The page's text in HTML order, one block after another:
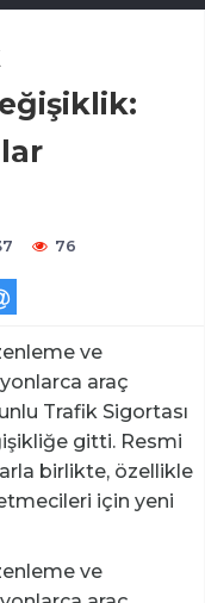
76
ve
araç
Trafik Sigortası
gitti. Resmi
birlikte, özellikle
için yeni
ve